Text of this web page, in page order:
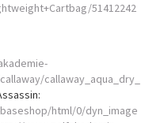
51412242
callaway_aqua_dry_
html/0/dyn_image